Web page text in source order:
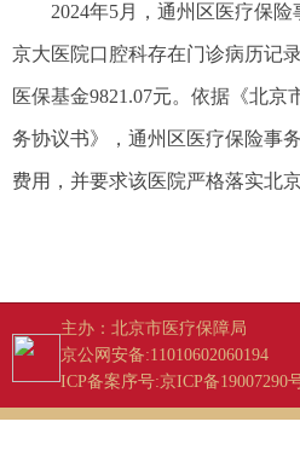
2024年5月，通州区医疗保险
京大医院口腔科存在门诊病历记
医保基金9821.07元。依据《北京
务协议书》，通州区医疗保险事
费用，并要求该医院严格落实北
主办：北京市医疗保障局
京公网安备:11010602060194
ICP备案序号:京ICP备19007290